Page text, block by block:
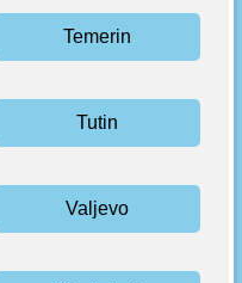
Temerin
Tutin
Valjevo